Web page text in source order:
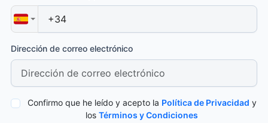
Dirección de correo electrónico
Confirmo que he leído y acepto la Política de Privacidad y
los Términos y Condiciones